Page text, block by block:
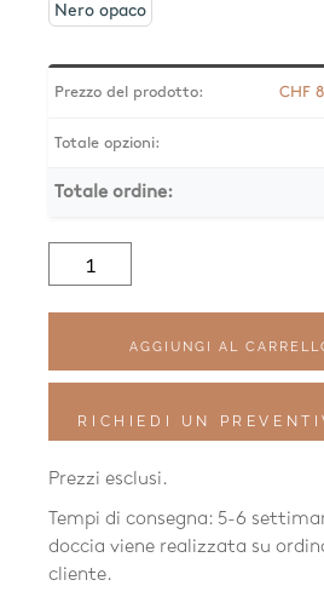
Nero opaco
Prezzo del prodotto: CHF
Totale opzioni:
Totale ordine:
Waterline
Handbrause
SR
AGGIUNGI AL
RICHIEDI UN
Prezzi esclusi.
Tempi di consegna: 5-6
doccia viene realizzata su
cliente.